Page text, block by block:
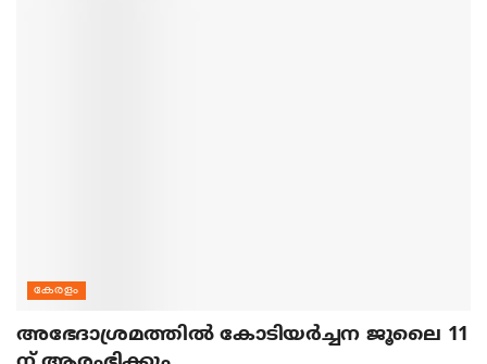
കേരളം
അഭേദാശ്രമത്തില്‍ കോടിയര്‍ച്ചന ജൂലൈ 11